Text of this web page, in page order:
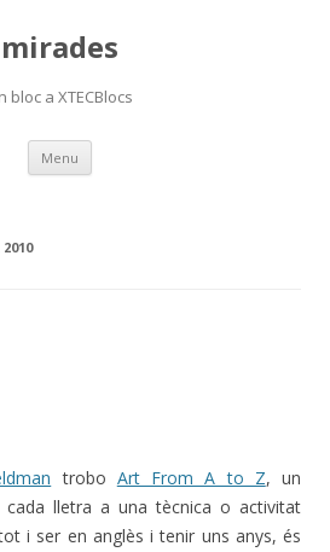
mirades
bloc a XTECBlocs
Menu Skip
content
2010
trobo Art From A to Z, un
cada lletra a una tècnica o activitat
i ser en anglès i tenir uns anys, és